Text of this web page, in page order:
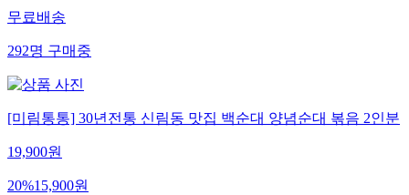
무료배송
292명 구매중
[미림통통] 30년전통 신림동 맛집 백순대 양념순대 볶음 2인분
19,900원
20%15,900원